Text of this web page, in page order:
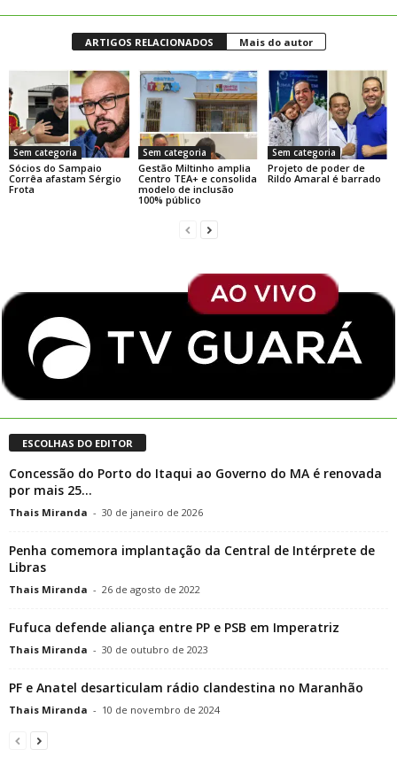
ARTIGOS RELACIONADOS Mais do autor
Sem categoria
Sócios do Sampaio
Corrêa afastam Sérgio
Frota
Sem categoria
Gestão Miltinho amplia
Centro TEA+ e consolida
modelo de inclusão
100% público
Sem categoria
Projeto de poder de
Rildo Amaral é barrado
ESCOLHAS DO EDITOR
Concessão do Porto do Itaqui ao Governo do MA é renovada
por mais 25...
Thais Miranda - 30 de janeiro de 2026
Penha comemora implantação da Central de Intérprete de
Libras
Thais Miranda - 26 de agosto de 2022
Fufuca defende aliança entre PP e PSB em Imperatriz
Thais Miranda - 30 de outubro de 2023
PF e Anatel desarticulam rádio clandestina no Maranhão
Thais Miranda - 10 de novembro de 2024